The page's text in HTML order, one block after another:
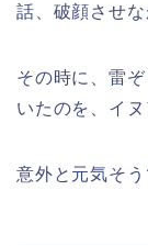
話、破顔させ
その時に、雷
いたのを、イ
意外と元気そう